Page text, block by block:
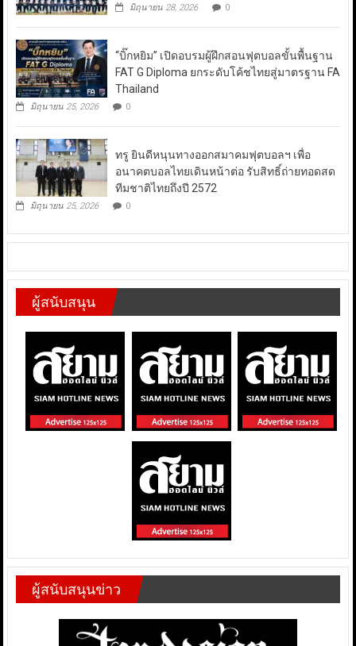
มิถุนายน 28, 2026 0
“บิ๊กหยิม” เปิดอบรมผู้ฝึกสอนฟุตบอลขั้นพื้นฐาน
FAT G Diploma ยกระดับโค้ชไทยสู่มาตรฐาน FA
Thailand
มิถุนายน 25, 2026 0
ทรู ยินดีหนุนทางออกสมาคมฟุตบอลฯ เพื่อ
อนาคตบอลไทยเดินหน้าต่อ รับสิทธิ์ถ่ายทอดสด
ทีมชาติไทยถึงปี 2572
มิถุนายน 25, 2026 0
ผู้สนับสนุน
ผู้สนับสนุนข่าว